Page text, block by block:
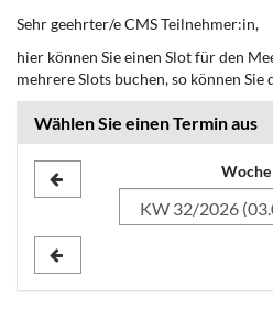
Sehr geehrter/e CMS Teilnehmer:in,
hier können Sie einen Slot für den
mehrere Slots buchen, so können
Wählen Sie einen Termin aus
zur
Woche